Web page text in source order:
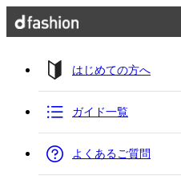
はじめての方へ
ガイド一覧
よくあるご質問